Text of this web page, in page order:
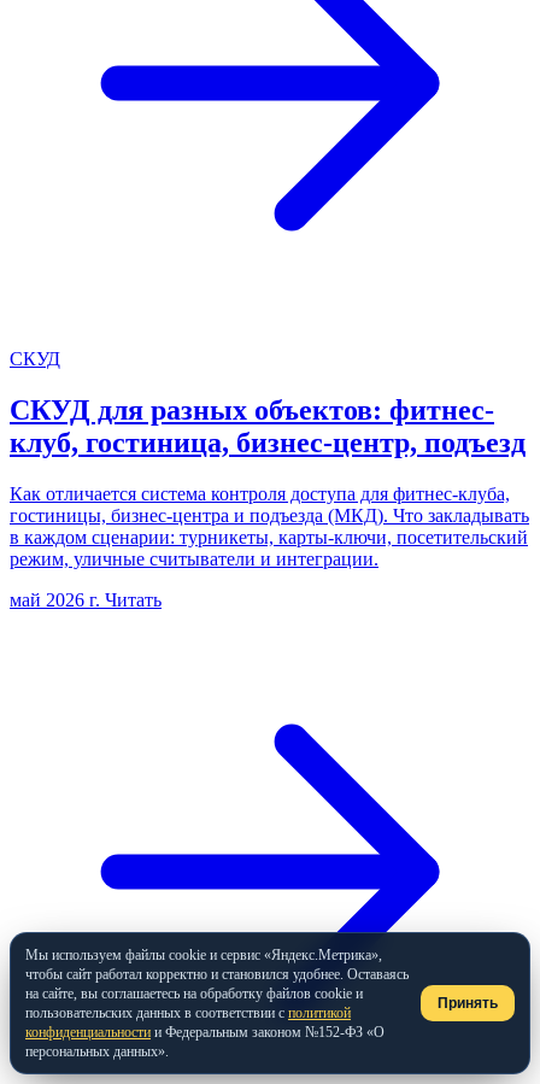
СКУД
СКУД для разных объектов: фитнес-
клуб, гостиница, бизнес-центр, подъезд
Как отличается система контроля доступа для фитнес-клуба,
гостиницы, бизнес-центра и подъезда (МКД). Что закладывать
в каждом сценарии: турникеты, карты-ключи, посетительский
режим, уличные считыватели и интеграции.
май 2026 г. Читать
Мы используем файлы cookie и сервис «Яндекс.Метрика»,
чтобы сайт работал корректно и становился удобнее. Оставаясь
на сайте, вы соглашаетесь на обработку файлов cookie и
пользовательских данных в соответствии с политикой
конфиденциальности и Федеральным законом №152-ФЗ «О
персональных данных».
Принять